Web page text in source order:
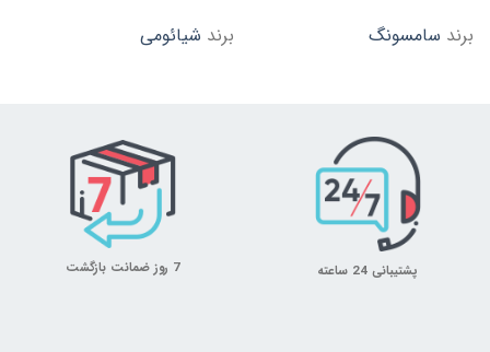
برند سامسونگ برند شیائومی
پشتیبانی 24 ساعته 7 روز ضمانت بازگشت